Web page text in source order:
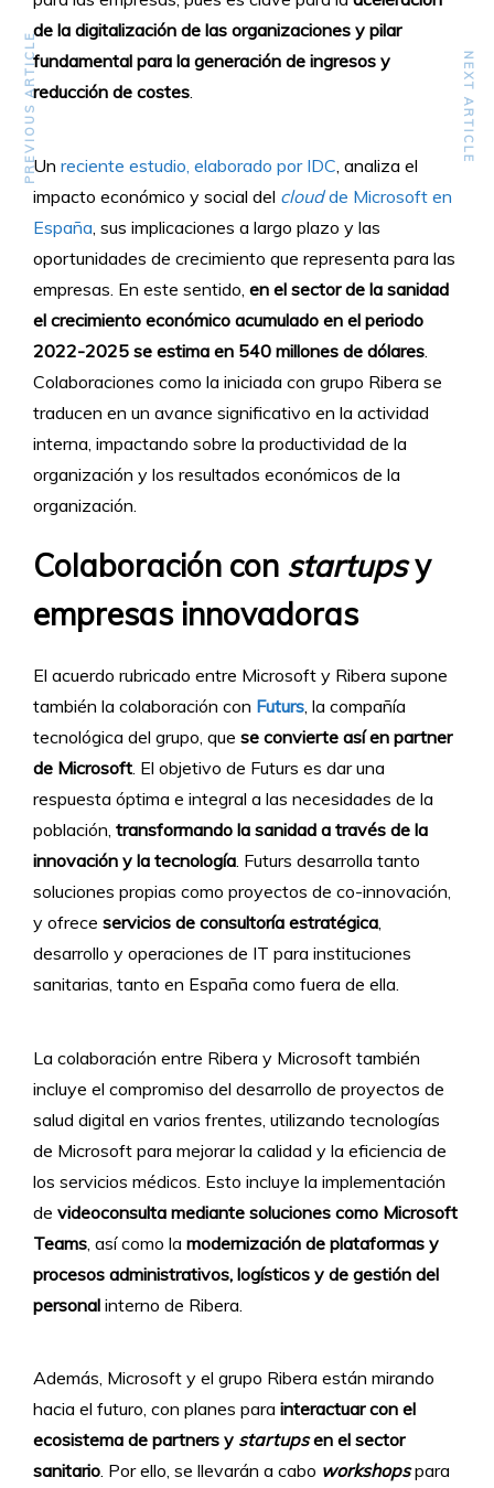
de la digitalización de las organizaciones y pilar
fundamental para la generación de ingresos y
reducción de costes.
Un reciente estudio, elaborado por IDC , analiza el
impacto económico y social del cloudde Microsoft en
España , sus implicaciones a largo plazo y las
oportunidades de crecimiento que representa para las
empresas. En este sentido, en el sector de la sanidad
el crecimiento económico acumulado en el periodo
2022-2025 se estima en 540 millones de dólares
Colaboraciones como la iniciada con grupo Ribera se
traducen en un avance significativo en la actividad
interna, impactando sobre la productividad de la
organización y los resultados económicos de la
organización.
Colaboración con startupsy
empresas innovadoras
El acuerdo rubricado entre Microsoft y Ribera supone
también la colaboración con Futurs, la compañía
tecnológica del grupo, que se convierte así en partner
de Microsoft. El objetivo de Futurs es dar una
respuesta óptima e integral a las necesidades de la
población, transformando la sanidad a través de la
innovación y la tecnología. Futurs desarrolla tanto
soluciones propias como proyectos de co-innovación,
y ofrece servicios de consultoría estratégica,
desarrollo y operaciones de IT para instituciones
sanitarias, tanto en España como fuera de ella.
La colaboración entre Ribera y Microsoft también
incluye el compromiso del desarrollo de proyectos de
salud digital en varios frentes, utilizando tecnologías
de Microsoft para mejorar la calidad y la eficiencia de
los servicios médicos. Esto incluye la implementación
de videoconsulta mediante soluciones como Microsoft
Teams , así como la modernización de plataformas y
procesos administrativos, logísticos y de gestión del
personal interno de Ribera.
Además, Microsoft y el grupo Ribera están mirando
hacia el futuro, con planes para interactuar con el
ecosistema de partners y startupsen el sector
sanitario . Por ello, se llevarán a cabo workshopspara
PREVIOUS ARTICLE NEXT ARTICLE